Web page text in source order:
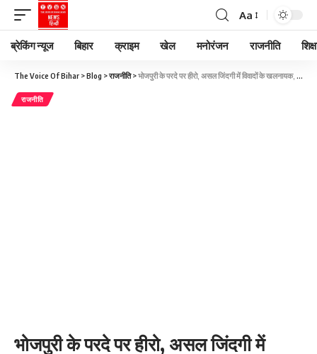
Aa
ब्रेकिंग न्यूज बिहार क्राइम खेल मनोरंजन राजनीति
The Voice Of Bihar >Blog >राजनीति>भोजपुरी के परदे पर हीरो, असल जिंदगी में विवादों के खलनायक, पवन सिंह के ‘डबल रोल’ की 10 कहानी
राजनीति
भोजपुरी के परदे पर हीरो, असल जिंदगी में